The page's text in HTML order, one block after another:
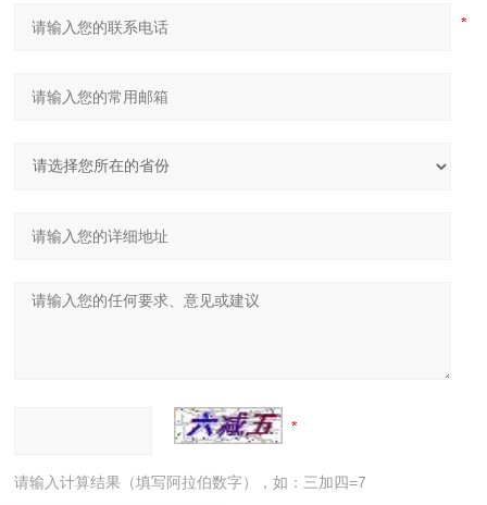
请输入计算结果（填写阿拉伯数字），如：三加四=7